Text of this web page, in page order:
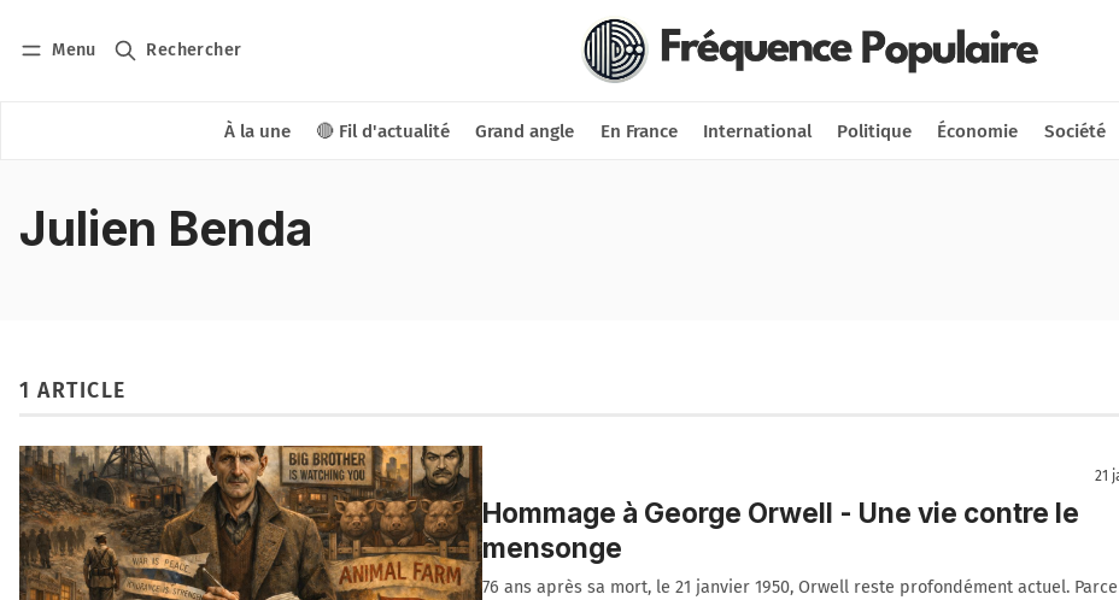
Menu Rechercher
À la une 🔴 Fil d'actualité Grand angle En France International Politique Économie Société
Nous soutenir
Julien Benda
1 ARTICLE
21
Hommage à George Orwell - Une vie contre le
mensonge
76 ans après sa mort, le 21 janvier 1950, Orwell reste profondément actuel. Parce